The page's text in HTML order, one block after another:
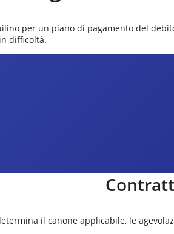
per un piano di pagamento del
difficoltà.
il canone applicabile, le